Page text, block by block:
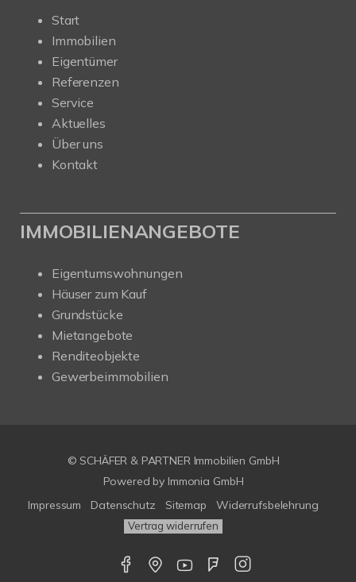
Start
Immobilien
Eigentümer
Referenzen
Service
Aktuelles
Über uns
Kontakt
IMMOBILIENANGEBOTE
Eigentumswohnungen
Häuser zum Kauf
Grundstücke
Mietangebote
Renditeobjekte
Gewerbeimmobilien
© SCHÄFER & PARTNER Immobilien GmbH
Powered by Immonia GmbH
Impressum
Datenschutz Sitemap Widerrufsbelehrung
Vertrag widerrufen